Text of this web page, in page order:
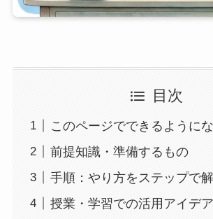
目次
このページでできるように
前提知識・準備するもの
手順：やり方をステップで
授業・学習での活用アイデア